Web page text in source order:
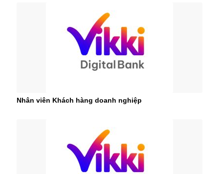
Nhân viên Khách hàng doanh nghiệp